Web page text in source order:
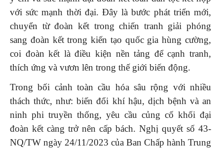
với sức mạnh thời đại. Đây là bước phát triển mới,
chuyển từ đoàn kết trong chiến tranh giải phóng
sang đoàn kết trong kiến tạo quốc gia hùng cường,
coi đoàn kết là điều kiện nền tảng để cạnh tranh,
thích ứng và vươn lên trong thế giới biến động.
Trong bối cảnh toàn cầu hóa sâu rộng với nhiều
thách thức, như: biến đổi khí hậu, dịch bệnh và an
ninh phi truyền thống, yêu cầu củng cố khối đại
đoàn kết càng trở nên cấp bách. Nghị quyết số 43-
NQ/TW ngày 24/11/2023 của Ban Chấp hành Trung